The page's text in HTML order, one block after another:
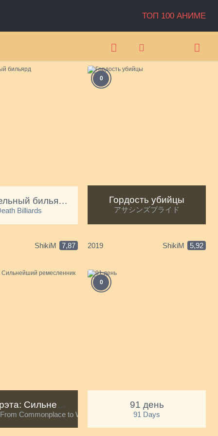
Смертельный бильярд
Billiards
ShikiM 7,87
0
Гордость убийцы
アサシンズプライド
2019 ShikiM 5,92
Арифурэта: Сильнейший ремесленник в мире
Commonplace to World's Strongest
0
91 день
91 Days
ТОП 100 АНИМЕ